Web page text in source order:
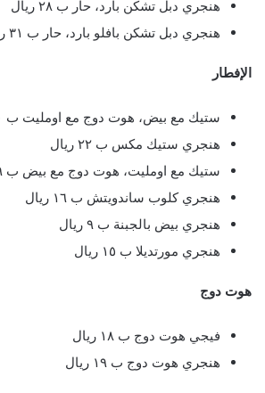
هنجري دبل تشكن بارد، حار ب ٢٨ ريال
هنجري دبل تشكن بافلو بارد، حار ب ٣١ ريال
الإفطار
ستيك مع بيض، هوت دوج مع اومليت ب ٢٠ ريال
هنجري ستيك مكس ب ٢٢ ريال
ستيك مع اومليت، هوت دوج مع بيض ب ١٩ ريال
هنجري كلوب ساندويتش ب ١٦ ريال
هنجري بيض بالجبنة ب ٩ ريال
هنجري مورتديلا ب ١٥ ريال
هوت دوج
فيجي هوت دوج ب ١٨ ريال
هنجري هوت دوج ب ١٩ ريال